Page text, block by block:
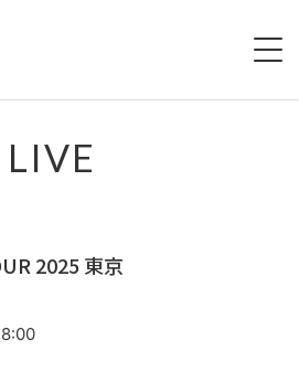
活のススメ』特設サイト
終活のてびき』特設サイト
LIVE
2025 東京